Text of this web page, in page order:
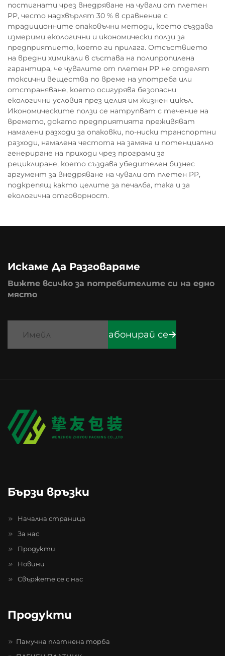
постигнати чрез внедряване на чували от плетен
PP, често надхвърлят 30 % в сравнение с
традиционните опаковъчни методи, което създава
измерими екологични и икономически ползи за
предприятието, което ги прилага. Отсъствието
на вредни химикали в състава на полипропилена
гарантира, че чувалите от плетен PP не отделят
токсични вещества по време на употреба или
отстраняване, което осигурява безопасни
екологични условия през целия им жизнен цикъл.
Икономическите ползи се натрупват с течение на
времето, докато предприятията преживяват
намалени разходи за опаковки, по-ниски транспортни
разходи, намалена честота на замяна и потенциално
генериране на приходи чрез програми за
рециклиране, което създава убедителен бизнес
аргумент за внедряване на чували от плетен PP,
подкрепящ както целите за печалба, така и за
екологична отговорност.
Искаме Да Разговаряме
Вижте всичко за потребителите си на едно
място
абонирай се
Бързи връзки
Начална страница
За нас
Продукти
Новини
Свържете се с нас
Продукти
Памучна платнена торба